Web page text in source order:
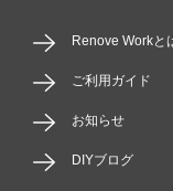
Renove Workと
ご利用ガイド
お知らせ
DIYブログ